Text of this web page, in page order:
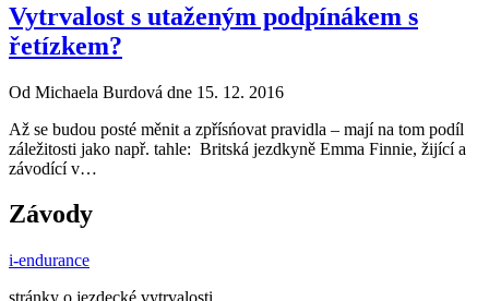
Vytrvalost s utaženým podpínákem s
řetízkem?
Od Michaela Burdová dne 15. 12. 2016
Až se budou posté měnit a zpřísńovat pravidla – mají na tom podíl
záležitosti jako např. tahle: Britská jezdkyně Emma Finnie, žijící a
závodící v…
Závody
i-endurance